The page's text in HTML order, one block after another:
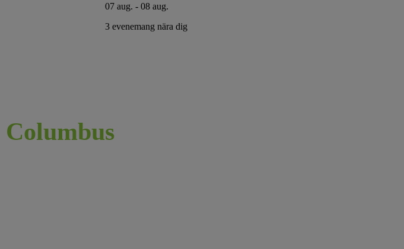
07 aug. - 08 aug.
3 evenemang nära dig
Columbus